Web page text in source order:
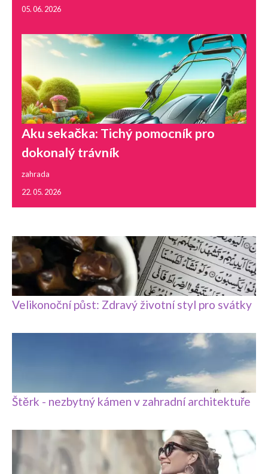
05. 06. 2026
Aku sekačka: Tichý pomocník pro
dokonalý trávník
zahrada
22. 05. 2026
Velikonoční půst: Zdravý životní styl pro svátky
Štěrk - nezbytný kámen v zahradní architektuře